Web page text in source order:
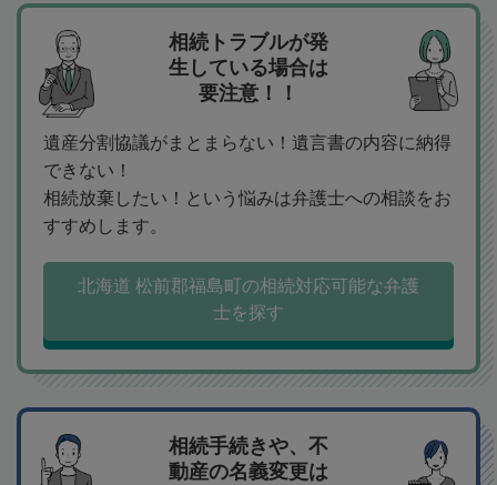
相続トラブルが発
生している場合は
要注意！！
遺産分割協議がまとまらない！遺言書の内容に納得
できない！
相続放棄したい！という悩みは弁護士への相談をお
すすめします。
北海道 松前郡福島町の相続対応可能な弁護
士を探す
相続手続きや、不
動産の名義変更は